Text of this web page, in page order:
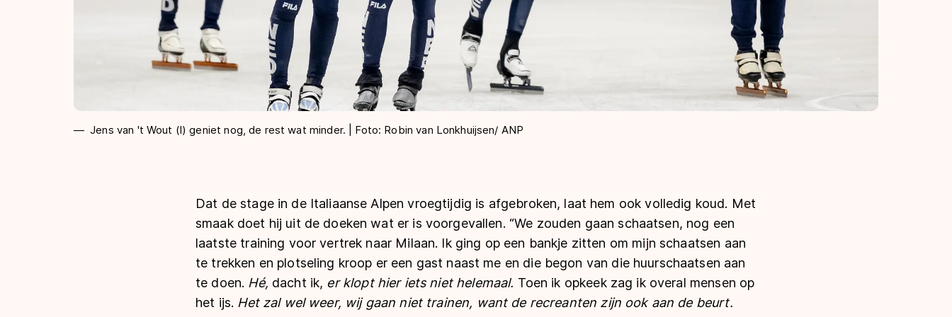
Jens van 't Wout (l) geniet nog, de rest wat minder. | Foto: Robin van Lonkhuijsen/ ANP
Dat de stage in de Italiaanse Alpen vroegtijdig is afgebroken, laat hem ook volledig koud. Met
smaak doet hij uit de doeken wat er is voorgevallen. “We zouden gaan schaatsen, nog een
laatste training voor vertrek naar Milaan. Ik ging op een bankje zitten om mijn schaatsen aan
te trekken en plotseling kroop er een gast naast me en die begon van die huurschaatsen aan
te doen. Hé, dacht ik, er klopt hier iets niet helemaal. Toen ik opkeek zag ik overal mensen op
het ijs. Het zal wel weer, wij gaan niet trainen, want de recreanten zijn ook aan de beurt.